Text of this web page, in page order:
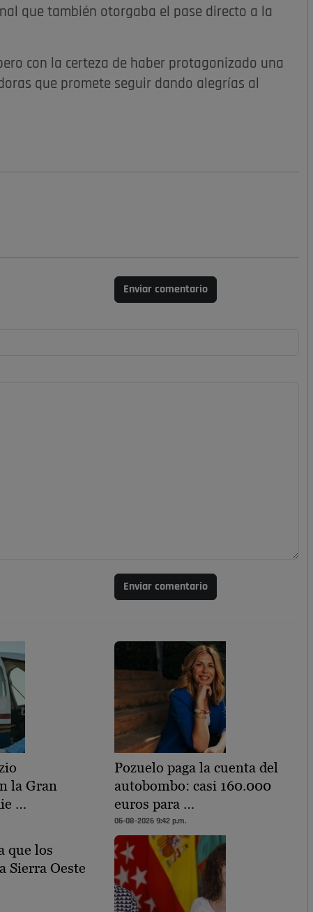
que también otorgaba el pase directo a la
con la certeza de haber protagonizado una
que promete seguir dando alegrías al
Enviar comentario
Enviar comentario
la Gran
…
Pozuelo paga la cuenta del
autobombo: casi 160.000
euros para …
06-08-2026 9:42 p.m.
que los
Sierra Oeste